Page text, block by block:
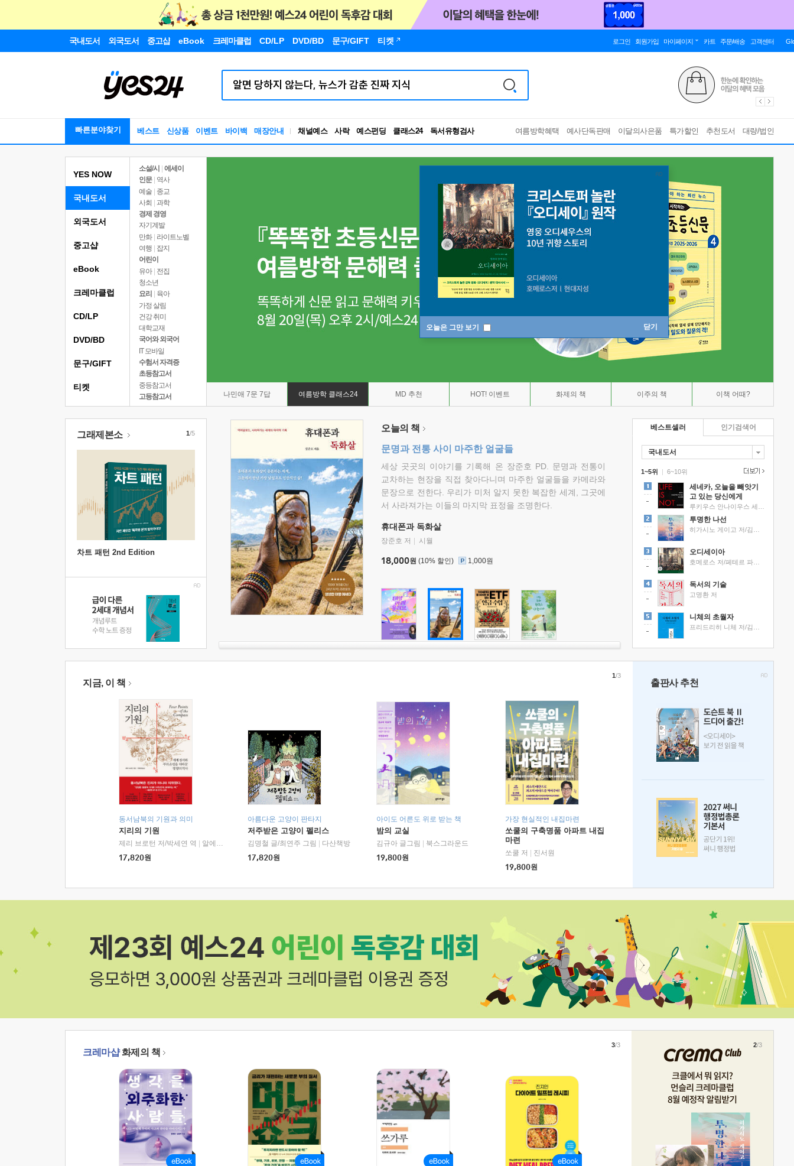
국내도서 외국도서 중고샵 eBook 크레마클럽 CD/LP DVD/BD 문구/GIFT 티켓 로그인 회원가입 마이페이지 카트 주문/배송 고객센터
빠른분야찾기 베스트 신상품 이벤트 바이백 매장안내 채널예스 사락 예스펀딩 클래스24
RBTI Lab
독서유형검사
여름방학혜택 예사단독판매 이달의사은품 특가할인 추천도서 대량/법인
오늘은 그만 보기 닫기
YES NOW
국내도서
소설/시
에세이
인문
역사
예술 | 종교
사회 | 과학
경제 경영
자기계발
만화 | 라이트노벨
여행
잡지
어린이
유아 | 전집
청소년
요리
육아
가정 살림
건강 취미
대학교재
국어와 외국어
IT 모바일
수험서 자격증
초등참고서
중등참고서
고등참고서
나민애 7문 7답 여름방학 클래스24 MD 추천 HOT! 이벤트 화제의 책 이주의 책 이책 어때?
외국도서
중고샵
eBook
크레마클럽
CD/LP
DVD/BD
문구/GIFT
티켓
그래제본소
차트 패턴 2nd Edition
1/5 오늘의 책
문명과 전통 사이 마주한 얼굴들
세상 곳곳의 이야기를 기록해 온 장준호 PD. 문명과 전통이
교차하는 현장을 직접 찾아다니며 마주한 얼굴들을 카메라와
문장으로 전한다. 우리가 미처 알지 못한 복잡한 세계, 그곳에
서 사라져가는 이들의 마지막 표정을 조명한다.
휴대폰과 독화살
장준호 저 시월
18,000원 (10% 할인) 1,000원
베스트셀러
국내도서
1~5위 |
세네카, 오늘을 빼앗기
고 있는 당신에게
투명한 나선
오디세이아
독서의 기술
고명환 저
니체의 초월자
6~10위
인기검색어
지금, 이 책
동서남북의 기원과 의미
지리의 기원
제리 브로턴 저/박세연 역
알에이치코리아(RHK)
17,820원
아름다운 고양이 판타지
저주받은 고양이 펠리스
김명철 글/최연주 그림
다산책방
17,820원
아이도 어른도 위로 받는 책
밤의 교실
김규아 글그림
북스그라운드
19,800원
가장 현실적인 내집마련
쏘쿨의 구축명품 아파트 내집
마련
쏘쿨 저
진서원
19,800원
1/3
출판사 추천
크레마샵화제의 책
3/3 2/3